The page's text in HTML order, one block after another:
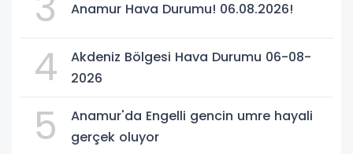
Anamur Hava Durumu! 06.08.2026!
4
Akdeniz Bölgesi Hava Durumu 06-08-
2026
5
Anamur'da Engelli gencin umre hayali
gerçek oluyor